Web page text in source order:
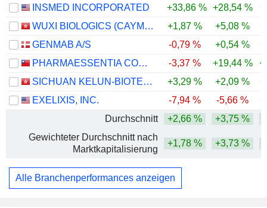
INSMED INCORPORATED
+33,86 % +28,54 %
WUXI BIOLOGICS (CAYMAN) INC.
+1,87 % +5,08 %
GENMAB A/S
-0,79 % +0,54 %
PHARMAESSENTIA CORPORATION
-3,37 % +19,44 %
SICHUAN KELUN-BIOTECH BIOPHARMACEUTICAL CO., LTD.
+3,29 % +2,09 %
EXELIXIS, INC.
-7,94 % -5,66 %
Durchschnitt
+2,66 % +3,75 %
Gewichteter Durchschnitt nach
Marktkapitalisierung
+1,78 % +3,73 %
Alle Branchenperformances anzeigen